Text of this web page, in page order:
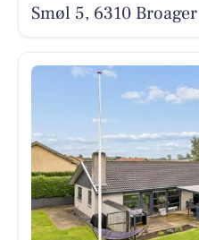
Smøl 5, 6310 Broager